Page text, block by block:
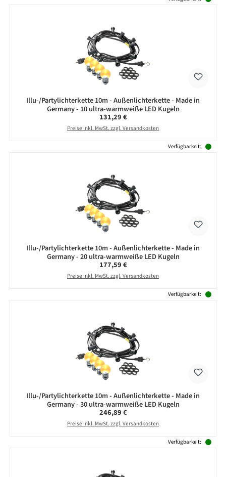
Illu-/Partylichterkette 10m - Außenlichterkette - Made in
Germany - 10 ultra-warmweiße LED Kugeln
Regulärer Preis:
131,29 €
Preise inkl. MwSt. zzgl. Versandkosten
Verfügbarkeit:
Illu-/Partylichterkette 10m - Außenlichterkette - Made in
Germany - 20 ultra-warmweiße LED Kugeln
Regulärer Preis:
177,59 €
Preise inkl. MwSt. zzgl. Versandkosten
Verfügbarkeit:
Illu-/Partylichterkette 10m - Außenlichterkette - Made in
Germany - 30 ultra-warmweiße LED Kugeln
Regulärer Preis:
246,89 €
Preise inkl. MwSt. zzgl. Versandkosten
Verfügbarkeit: